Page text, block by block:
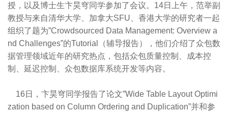
授，以及博士生卞昊穹同学参加了会议。14日上午，范举副
教授与来自清华大学、加拿大SFU、香港大学的研究者一起
组织了题为”Crowdsourced Data Management: Overview a
nd Challenges”的Tutorial（辅导报告），他们介绍了众包数
据管理领域近年的研究热点，包括众包质量控制、成本控
制、延迟控制、众包数据库系统开发等内容。
16日，卞昊穹同学报告了论文”Wide Table Layout Optimi
zation based on Column Ordering and Duplication”并和参